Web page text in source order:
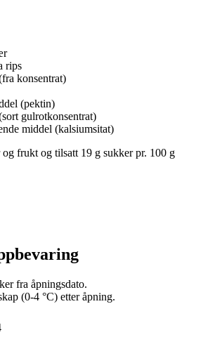
rips
konsentrat)
(pektin)
gulrotkonsentrat)
middel (kalsiumsitat)
frukt og tilsatt 19 g sukker pr. 100 g
fra åpningsdato.
(0-4 °C) etter åpning.